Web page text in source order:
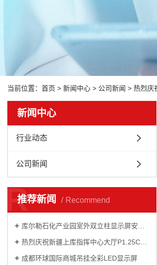
当前位置： 首页 > 新闻中心 > 公司新闻 > 热烈庆
新闻中心
行业动态
公司新闻
推荐新闻 Recommend
R
库尔勒石化产业园室外双立柱显示屏安装完毕
热烈庆祝新疆上库指挥中心大厅P1.25COB全彩显示屏顺利竣工
成都环球国际商城吊挂全彩LED显示屏